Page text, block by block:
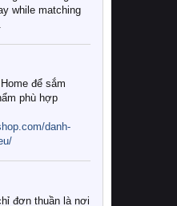
while matching
để sắm
phù hợp
danh-
đơn thuần là nơi